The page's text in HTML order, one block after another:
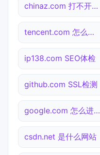
chinaz.com 打不开检测
tencent.com 怎么进入
ip138.com SEO体检
github.com SSL检测
google.com 怎么进入
csdn.net 是什么网站